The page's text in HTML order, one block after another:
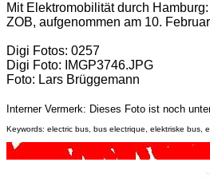
Mit Elektromobilität durch Hamburg:
ZOB, aufgenommen am 10.
Digi Fotos: 0257
Digi Foto: IMGP3746.JPG
Foto: Lars Brüggemann
Interner Vermerk: Dieses Foto ist noch
Keywords: electric bus, bus electrique, elektriske bus,